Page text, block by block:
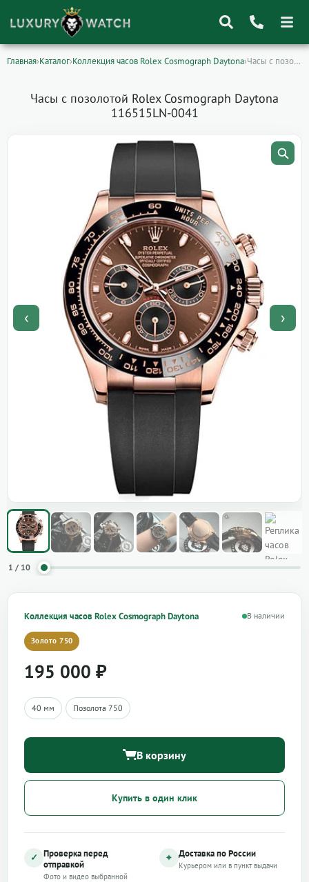
Главная›Каталог›Коллекция часов Rolex Cosmograph Daytona› Часы с позолотой Rolex Cosmograph Daytona 116515LN-0041
Часы с позолотой Rolex Cosmograph Daytona
116515LN-0041
‹ ›
1 / 10
Коллекция часов Rolex Cosmograph Daytona В наличии
Золото 750
195 000 ₽
40 мм Позолота 750
В корзину
Купить в один клик
✓ Проверка перед
отправкой
Фото и видео выбранной
⌖ Доставка по России
Курьером или в пункт выдачи